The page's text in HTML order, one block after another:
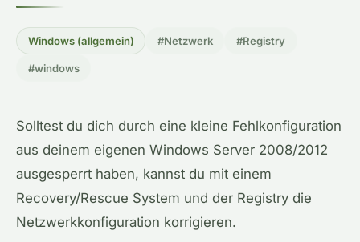
Windows (allgemein) #Netzwerk #Registry
#windows
Solltest du dich durch eine kleine Fehlkonfiguration
aus deinem eigenen Windows Server 2008/2012
ausgesperrt haben, kannst du mit einem
Recovery/Rescue System und der Registry die
Netzwerkkonfiguration korrigieren.